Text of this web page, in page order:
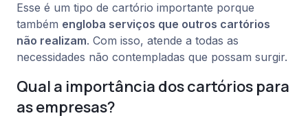
Esse é um tipo de cartório importante porque
também engloba serviços que outros cartórios
não realizam. Com isso, atende a todas as
necessidades não contempladas que possam surgir.
Qual a importância dos cartórios para
as empresas?